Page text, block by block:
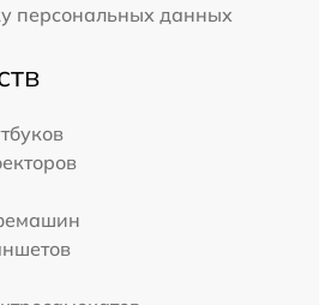
персональных данных